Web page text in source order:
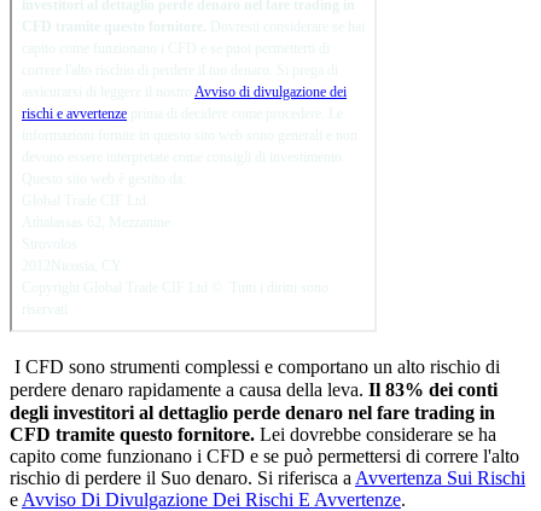
I CFD sono strumenti complessi e comportano un alto rischio di
perdere denaro rapidamente a causa della leva. Il 83% dei conti
degli investitori al dettaglio perde denaro nel fare trading in
CFD tramite questo fornitore. Lei dovrebbe considerare se ha
capito come funzionano i CFD e se può permettersi di correre l'alto
rischio di perdere il Suo denaro. Si riferisca a Avvertenza Sui Rischi
e Avviso Di Divulgazione Dei Rischi E Avvertenze.